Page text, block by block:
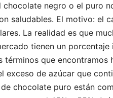
chocolate negro o el puro
saludables. El motivo: el
La realidad es que
tienen un
términos que encontramos
exceso de azúcar que
chocolate puro están